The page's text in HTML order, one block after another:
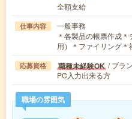
全額支給
仕事内容
一般事務
＊各製品の帳票作成
用）＊ファイリング
応募資格 職種未経験OK / ブラ
PC入力出来る方
職場の雰囲気